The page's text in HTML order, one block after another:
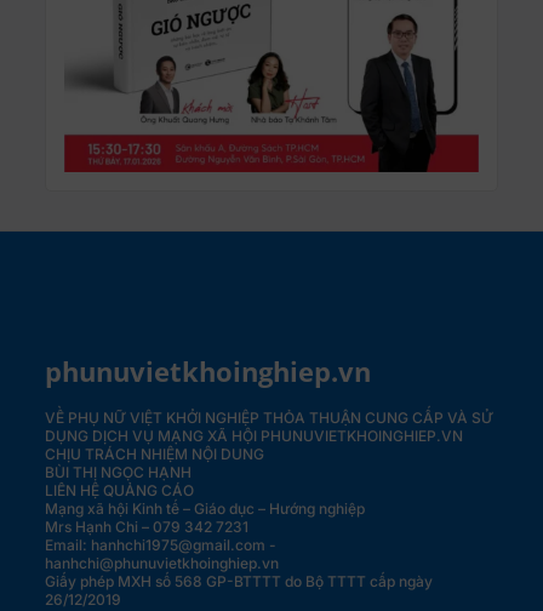
phunuvietkhoinghiep.vn
VỀ PHỤ NỮ VIỆT KHỞI NGHIỆPTHỎA THUẬN CUNG CẤP VÀ SỬ
DỤNG DỊCH VỤ MẠNG XÃ HỘI PHUNUVIETKHOINGHIEP.VN
CHỊU TRÁCH NHIỆM NỘI DUNG
BÙI THỊ NGỌC HẠNH
LIÊN HỆ QUẢNG CÁO
Mạng xã hội Kinh tế – Giáo dục – Hướng nghiệp
Mrs Hạnh Chi – 079 342 7231
Email: hanhchi1975@gmail.com -
hanhchi@phunuvietkhoinghiep.vn
Giấy phép MXH số 568 GP-BTTTT do Bộ TTTT cấp ngày
26/12/2019